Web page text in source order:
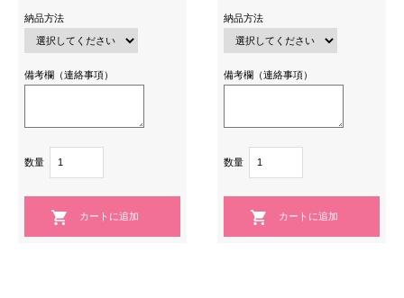
納品方法
備考欄（連絡事項）
数量
納品方法
備考欄（連絡事項）
数量